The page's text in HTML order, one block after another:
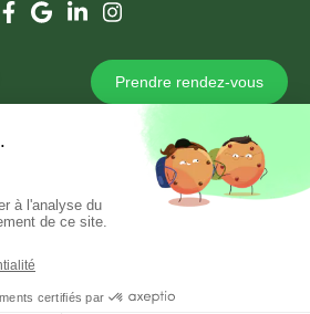
Prendre rendez-vous
Mentions légales
site par Simplébo